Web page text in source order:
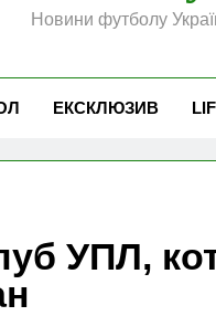
Новини футболу
ЕКСКЛЮЗИВ
УПЛ,